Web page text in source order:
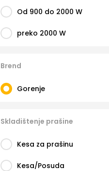
Od 900 do 2000 W
preko 2000 W
Brend
Gorenje
Skladištenje prašine
Kesa za prašinu
Kesa/Posuda